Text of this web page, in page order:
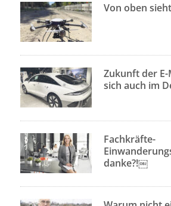
Von oben
Zukunft der
sich auch im
Fachkräfte-
danke?!￼